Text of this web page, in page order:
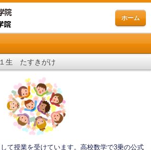
ホーム
生 たすきがけ
て授業を受けています。高校数学で3乗の公式